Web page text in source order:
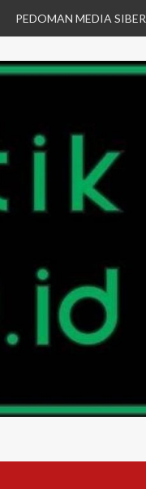
PEDOMAN MEDIA SIBER